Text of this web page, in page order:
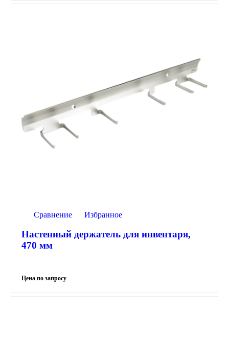
Сравнение Избранное
Настенный держатель для инвентаря,
470 мм